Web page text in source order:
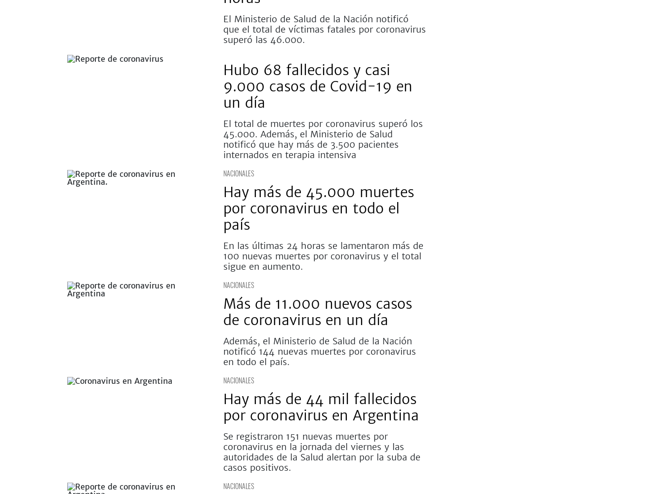
El Ministerio de Salud de la Nación notificó
que el total de víctimas fatales por coronavirus
superó las 46.000.
Hubo 68 fallecidos y casi
9.000 casos de Covid-19 en
un día
El total de muertes por coronavirus superó los
45.000. Además, el Ministerio de Salud
notificó que hay más de 3.500 pacientes
internados en terapia intensiva
NACIONALES
Hay más de 45.000 muertes
por coronavirus en todo el
país
En las últimas 24 horas se lamentaron más de
100 nuevas muertes por coronavirus y el total
sigue en aumento.
NACIONALES
Más de 11.000 nuevos casos
de coronavirus en un día
Además, el Ministerio de Salud de la Nación
notificó 144 nuevas muertes por coronavirus
en todo el país.
NACIONALES
Hay más de 44 mil fallecidos
por coronavirus en Argentina
Se registraron 151 nuevas muertes por
coronavirus en la jornada del viernes y las
autoridades de la Salud alertan por la suba de
casos positivos.
NACIONALES